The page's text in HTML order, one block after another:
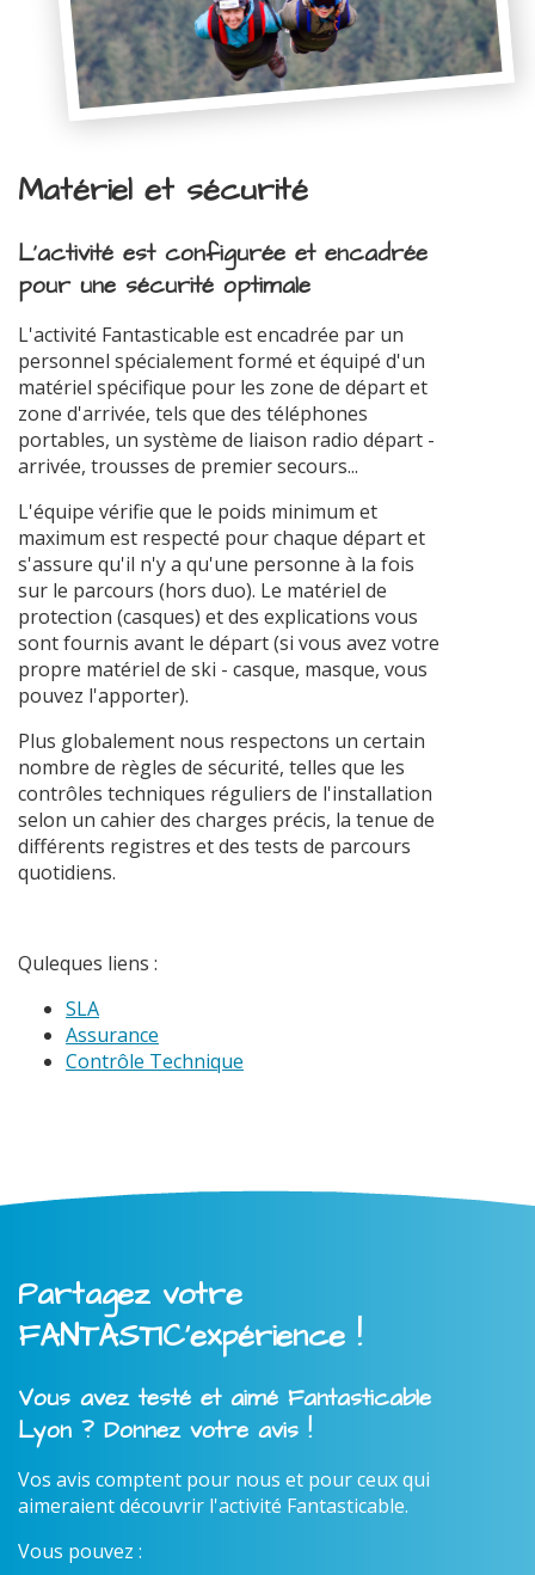
Matériel et sécurité
L'activité est configurée et encadrée
pour une sécurité optimale
L'activité Fantasticable est encadrée par un
personnel spécialement formé et équipé d'un
matériel spécifique pour les zone de départ et
zone d'arrivée, tels que des téléphones
portables, un système de liaison radio départ -
arrivée, trousses de premier secours...
L'équipe vérifie que le poids minimum et
maximum est respecté pour chaque départ et
s'assure qu'il n'y a qu'une personne à la fois
sur le parcours (hors duo). Le matériel de
protection (casques) et des explications vous
sont fournis avant le départ (si vous avez votre
propre matériel de ski - casque, masque, vous
pouvez l'apporter).
Plus globalement nous respectons un certain
nombre de règles de sécurité, telles que les
contrôles techniques réguliers de l'installation
selon un cahier des charges précis, la tenue de
différents registres et des tests de parcours
quotidiens.
Quleques liens :
SLA
Assurance
Contrôle Technique
Partagez votre
FANTASTIC'expérience !
Vous avez testé et aimé Fantasticable
Lyon ? Donnez votre avis !
Vos avis comptent pour nous et pour ceux qui
aimeraient découvrir l'activité Fantasticable.
Vous pouvez :